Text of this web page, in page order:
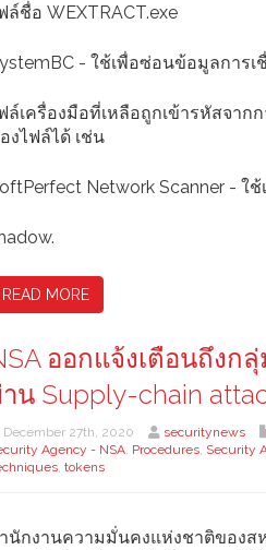
ล์ชื่อ WEXTRACT.exe
- ใช้เพื่อซ่อนข้อมูลการเ
ล์เครื่องมือที่เหลือถูกเข้ารหัสจา
งไฟล์ได้ เช่น
Network Scanner - ใ
READ MORE
ออกแจ้งเตือนถึงก
น Supply-chain
December 27th, 2020 securitynews
Agency - NSA, Procedures, Security
, tokens
นักงานความมั่นคงแห่งชาติของสห